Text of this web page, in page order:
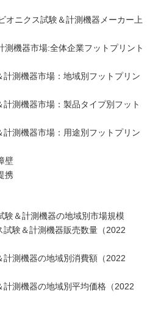
オニクス試験＆計測機器メーカー上
測機器市場:全体企業フットプリント
測機器市場：地域別フットプリン
測機器市場：製品タイプ別フット
測機器市場：用途別フットプリン
壁
携
験＆計測機器の地域別市場規模
験＆計測機器販売数量（2022
測機器の地域別消費額（2022
測機器の地域別平均価格（2022